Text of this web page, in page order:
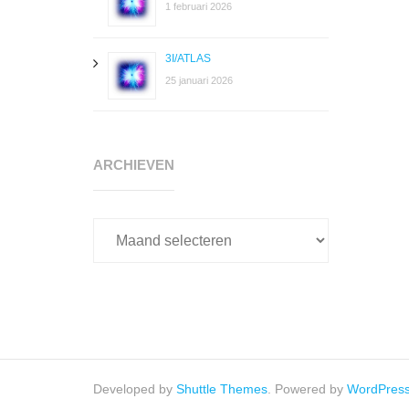
1 februari 2026
3I/ATLAS
25 januari 2026
ARCHIEVEN
Developed by Shuttle Themes. Powered by